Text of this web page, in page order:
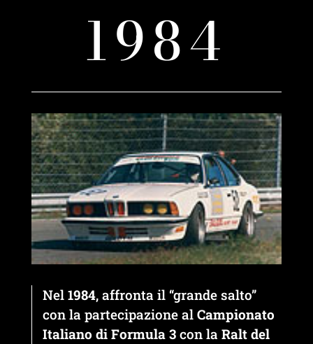
1984
Nel 1984, affronta il “grande salto”
con la partecipazione al Campionato
Italiano di Formula 3con la Ralt del